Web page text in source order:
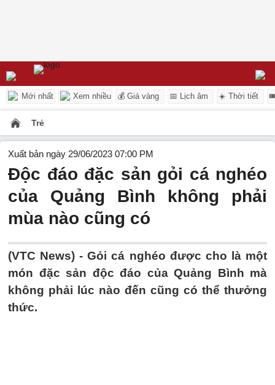
Mới nhất Xem nhiều 💰 Giá vàng 📅 Lịch âm ☀️ Thời tiết
Trẻ
Xuất bản ngày 29/06/2023 07:00 PM
Độc đáo đặc sản gỏi cá nghéo
của Quảng Bình không phải
mùa nào cũng có
(VTC News) -Gỏi cá nghéo được cho là một
món đặc sản độc đáo của Quảng Bình mà
không phải lúc nào đến cũng có thể thưởng
thức.